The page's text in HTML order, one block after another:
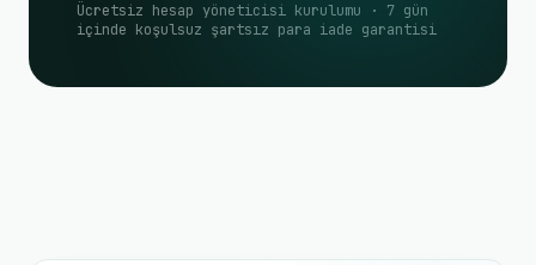
Ücretsiz hesap yöneticisi kurulumu · 7 gün
içinde koşulsuz şartsız para iade garantisi